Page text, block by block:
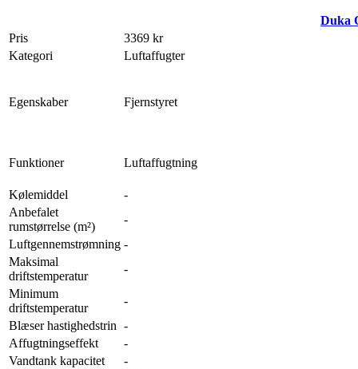
Duka
Pris
3369 kr
Kategori
Luftaffugter
Egenskaber Fjernstyret
Funktioner Luftaffugtning
Kølemiddel
-
Anbefalet
rumstørrelse (m²)
-
Luftgennemstrømning -
Maksimal
driftstemperatur
-
Minimum
driftstemperatur
-
Blæser hastighedstrin -
Affugtningseffekt
-
Vandtank kapacitet
-